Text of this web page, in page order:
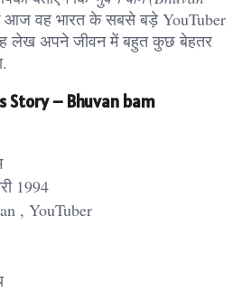
आज वह भारत के सबसे बड़े YouTuber
लेख अपने जीवन में बहुत कुछ बेहतर
Story – Bhuvan bam
1994
, YouTuber